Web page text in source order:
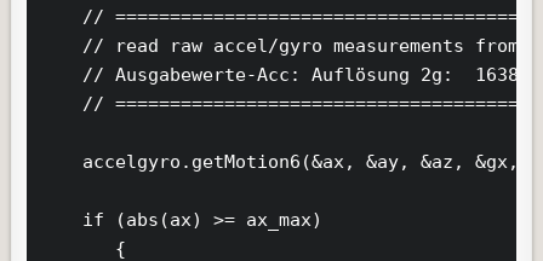
//
// read raw accel/gyro measurements from
// Ausgabewerte-Acc: Auflösung 2g:
//
accelgyro.getMotion6(&ax, &ay, &az, &gx,
    if (abs(ax) >= ax_max)
       {